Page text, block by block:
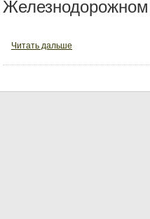
Читать дальше